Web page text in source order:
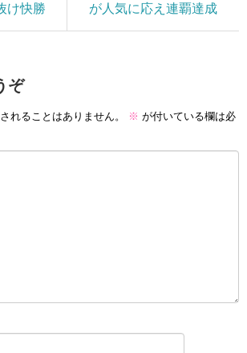
け快勝
が人気に応え連覇達成
ぞ
れることはありません。 ※ が付いている欄は必